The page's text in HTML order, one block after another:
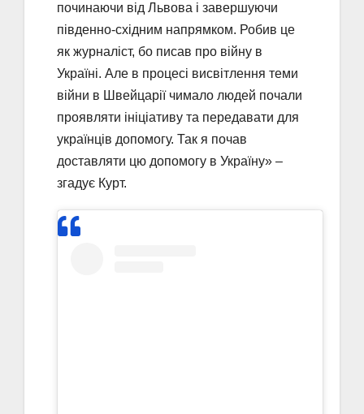
починаючи від Львова і завершуючи
південно-східним напрямком. Робив це
як журналіст, бо писав про війну в
Україні. Але в процесі висвітлення теми
війни в Швейцарії чимало людей почали
проявляти ініціативу та передавати для
українців допомогу. Так я почав
доставляти цю допомогу в Україну» –
згадує Курт.